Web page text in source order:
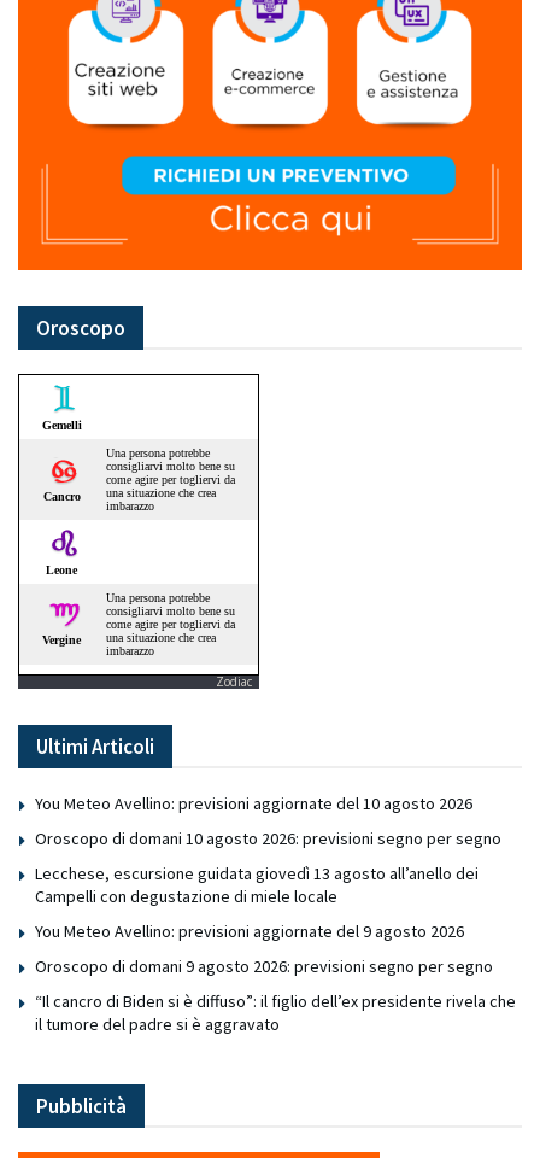
Oroscopo
Zodiac
Ultimi Articoli
You Meteo Avellino: previsioni aggiornate del 10 agosto 2026
Oroscopo di domani 10 agosto 2026: previsioni segno per segno
Lecchese, escursione guidata giovedì 13 agosto all’anello dei
Campelli con degustazione di miele locale
You Meteo Avellino: previsioni aggiornate del 9 agosto 2026
Oroscopo di domani 9 agosto 2026: previsioni segno per segno
“Il cancro di Biden si è diffuso”: il figlio dell’ex presidente rivela che
il tumore del padre si è aggravato
Pubblicità